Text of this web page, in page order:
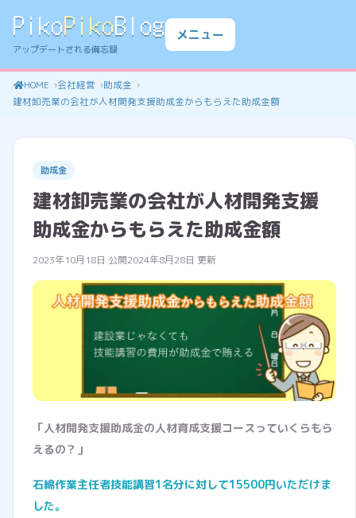
PikoPikoBlog
アップデートされる備忘録
メニュー
HOME 会社経営
助成金
建材卸売業の会社が人材開発支援助成金からもらえた助成金額
助成金
建材卸売業の会社が人材開発支援
助成金からもらえた助成金額
2023年10月18日 公開2024年8月28日 更新
「人材開発支援助成金の人材育成支援コースっていくらもら
えるの？」
石綿作業主任者技能講習1名分に対して15500円いただけま
した。